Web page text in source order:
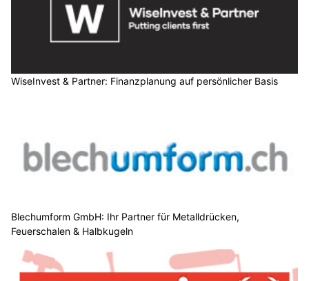
WiseInvest & Partner: Finanzplanung auf persönlicher Basis
Blechumform GmbH: Ihr Partner für Metalldrücken,
Feuerschalen & Halbkugeln